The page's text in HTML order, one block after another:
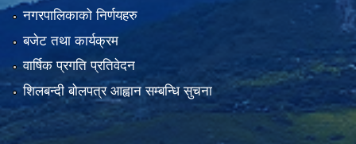
नगरपालिकाको निर्णयहरु
बजेट तथा कार्यक्रम
वार्षिक प्रगति प्रतिवेदन
शिलबन्दी बोलपत्र आह्वान सम्बन्धि सुचना